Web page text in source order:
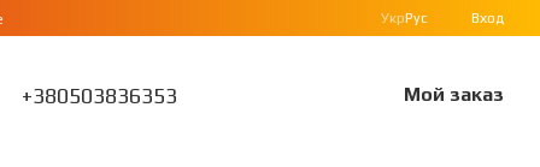
УкрРус Вход
+380503836353 Мой заказ